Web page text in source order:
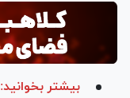
بیشتر بخوانید: